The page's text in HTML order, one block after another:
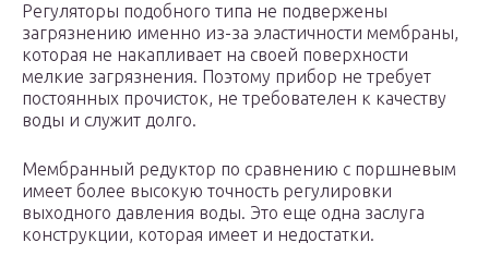
Регуляторы подобного типа не подвержены
загрязнению именно из-за эластичности мембраны,
которая не накапливает на своей поверхности
мелкие загрязнения. Поэтому прибор не требует
постоянных прочисток, не требователен к качеству
воды и служит долго.
Мембранный редуктор по сравнению с поршневым
имеет более высокую точность регулировки
выходного давления воды. Это еще одна заслуга
конструкции, которая имеет и недостатки.